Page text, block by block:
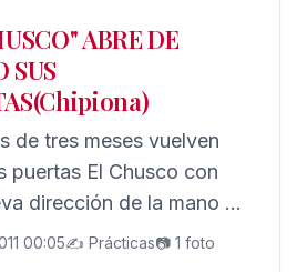
coordinada por
Fernández, Director
Reclutamiento y
Militar del Ministerio de
que se detalla a
y en la que ha
ABRE DE
SUS
de tres meses vuelven
puertas El Chusco con
dirección de la mano de
dos personas que
00:05✍️ Prácticas📷 1 foto